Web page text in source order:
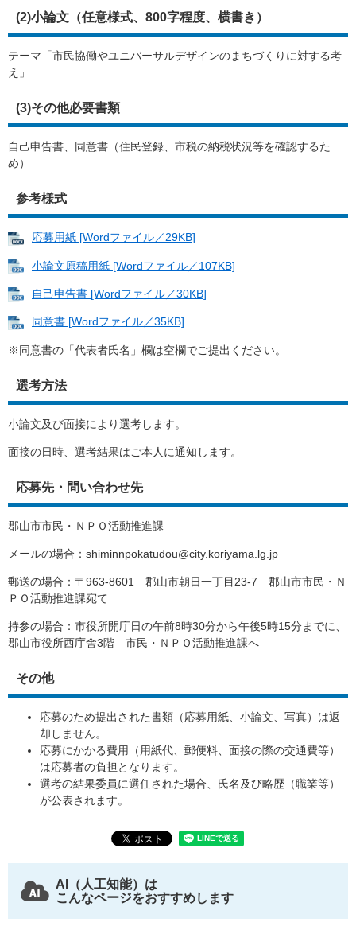
(2)小論文（任意様式、800字程度、横書き）
テーマ「市民協働やユニバーサルデザインのまちづくりに対する考
え」
(3)その他必要書類
自己申告書、同意書（住民登録、市税の納税状況等を確認するた
め）
参考様式
応募用紙 [Wordファイル／29KB]
小論文原稿用紙 [Wordファイル／107KB]
自己申告書 [Wordファイル／30KB]
同意書 [Wordファイル／35KB]
※同意書の「代表者氏名」欄は空欄でご提出ください。
選考方法
小論文及び面接により選考します。
面接の日時、選考結果はご本人に通知します。
応募先・問い合わせ先
郡山市市民・ＮＰＯ活動推進課
メールの場合：shiminnpokatudou@city.koriyama.lg.jp
郵送の場合：〒963-8601 郡山市朝日一丁目23-7 郡山市市民・Ｎ
ＰＯ活動推進課宛て
持参の場合：市役所開庁日の午前8時30分から午後5時15分までに、
郡山市役所西庁舎3階 市民・ＮＰＯ活動推進課へ
その他
応募のため提出された書類（応募用紙、小論文、写真）は返
却しません。
応募にかかる費用（用紙代、郵便料、面接の際の交通費等）
は応募者の負担となります。
選考の結果委員に選任された場合、氏名及び略歴（職業等）
が公表されます。
AI（人工知能）は
こんなページをおすすめします